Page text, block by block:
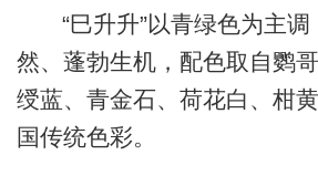
“巳升升”以青绿色为主
然、蓬勃生机，配色取自鹦
绶蓝、青金石、荷花白、柑
国传统色彩。